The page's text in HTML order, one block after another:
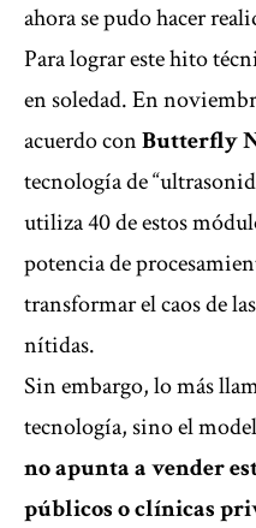
ahora se pudo hacer
Para lograr este hito
en soledad. En
acuerdo conButterfly
tecnología de
utiliza 40 de estos
potencia de
transformar el caos de
nítidas.
Sin embargo, lo más
tecnología, sino el
no apunta a vender
públicos o clínicas